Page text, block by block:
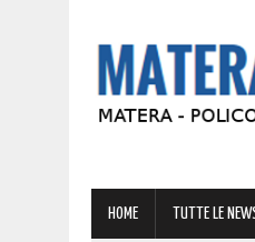
HOME TUTTE LE